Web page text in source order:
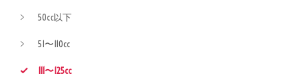
50cc以下
51〜110cc
111〜125cc